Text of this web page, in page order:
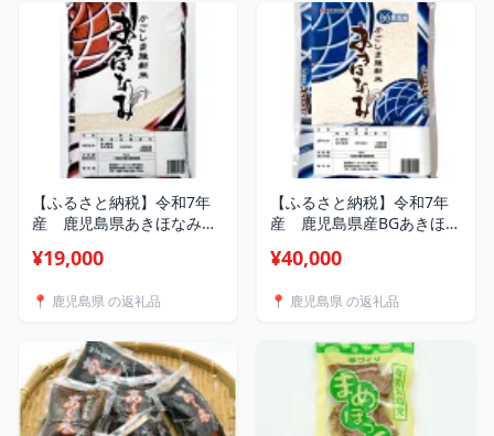
【ふるさと納税】令和7年
産 鹿児島県あきほなみ
¥19,000
📍 鹿児島県 の返礼品
【ふるさと納税】令和7年
産 鹿児島県産BGあきほな
【1709388】
¥40,000
📍 鹿児島県 の返礼品